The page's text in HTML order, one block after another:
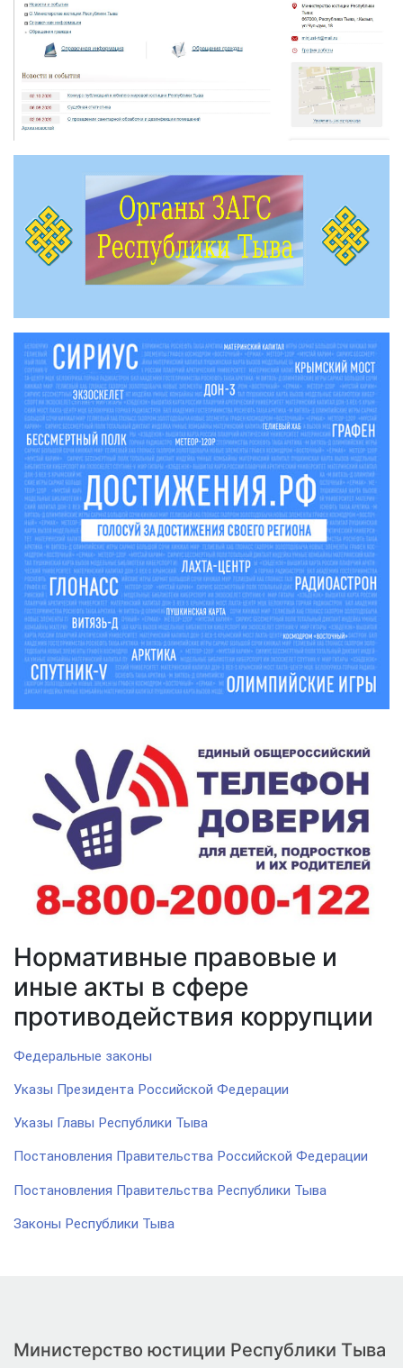
Нормативные правовые и
иные акты в сфере
противодействия коррупции
Федеральные законы
Указы Президента Российской Федерации
Указы Главы Республики Тыва
Постановления Правительства Российской Федерации
Постановления Правительства Республики Тыва
Законы Республики Тыва
Министерство юстиции Республики Тыва